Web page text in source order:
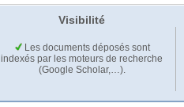
Visibilité
Les documents déposés sont
indexés par les moteurs de recherche
(Google Scholar,…).